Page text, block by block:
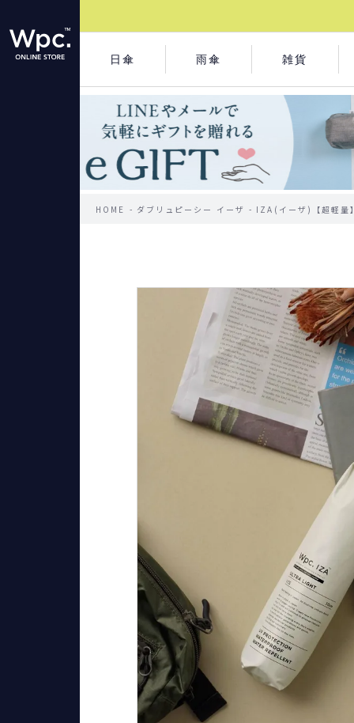
日傘 雨傘 雑貨
HOME ダブリュピーシー イーザ IZA(イーザ)【超軽量